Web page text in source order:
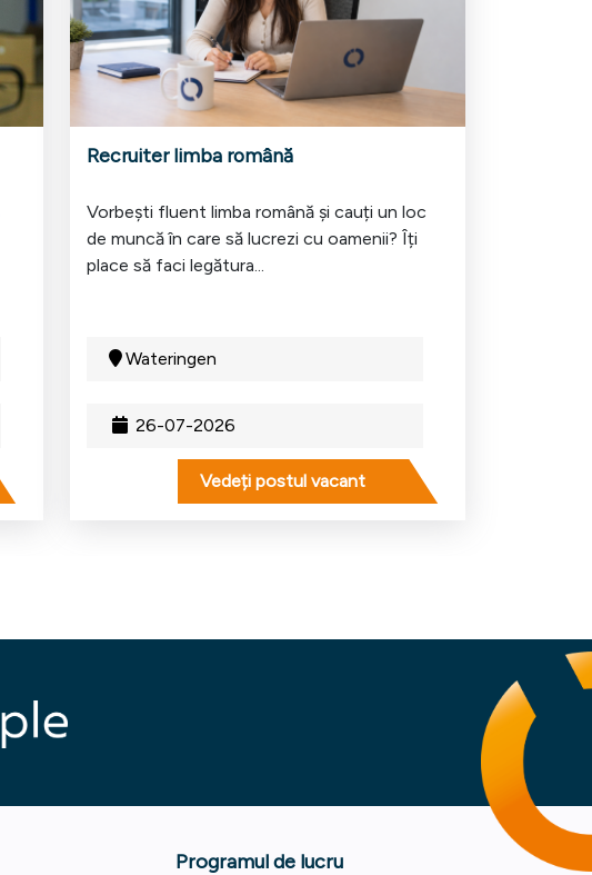
Recruiter limba română
26-07-2026
Wateringen
Vorbești fluent limba română și cauți un loc
de muncă în care să lucrezi cu oamenii? Îți
place să faci legătura...
Vedeți postul vacant
Programul de lucru